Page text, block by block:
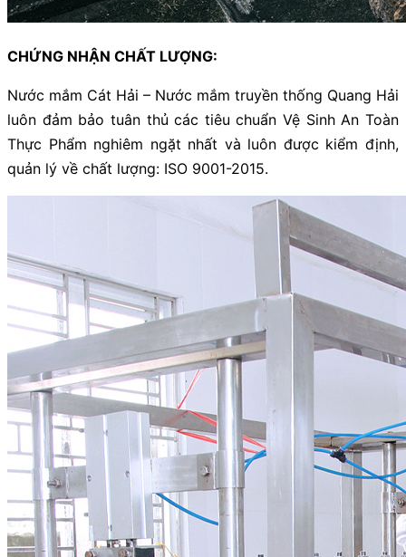
CHỨNG NHẬN CHẤT LƯỢNG:
Nước mắm Cát Hải – Nước mắm truyền thống Quang Hải
luôn đảm bảo tuân thủ các tiêu chuẩn Vệ Sinh An Toàn
Thực Phẩm nghiêm ngặt nhất và luôn được kiểm định,
quản lý về chất lượng: ISO 9001-2015.